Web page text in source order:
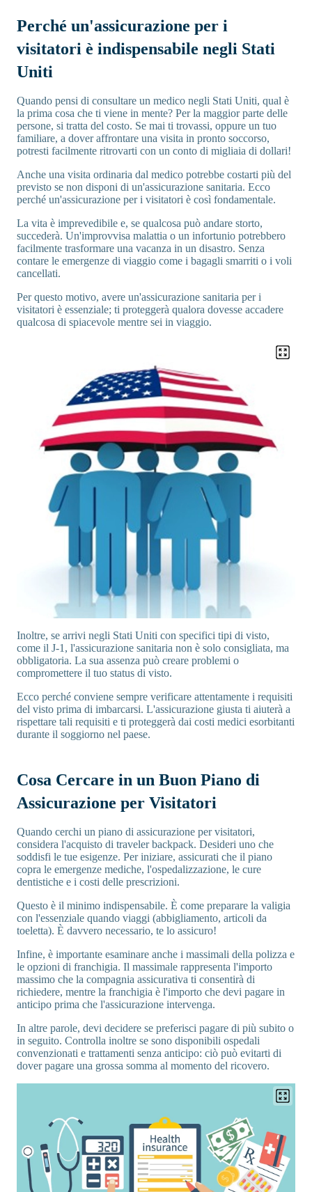
Perché un'assicurazione per i
visitatori è indispensabile negli Stati
Uniti
Quando pensi di consultare un medico negli Stati Uniti, qual è
la prima cosa che ti viene in mente? Per la maggior parte delle
persone, si tratta del costo. Se mai ti trovassi, oppure un tuo
familiare, a dover affrontare una visita in pronto soccorso,
potresti facilmente ritrovarti con un conto di migliaia di dollari!
Anche una visita ordinaria dal medico potrebbe costarti più del
previsto se non disponi di un'assicurazione sanitaria. Ecco
perché un'assicurazione per i visitatori è così fondamentale.
La vita è imprevedibile e, se qualcosa può andare storto,
succederà. Un'improvvisa malattia o un infortunio potrebbero
facilmente trasformare una vacanza in un disastro. Senza
contare le emergenze di viaggio come i bagagli smarriti o i voli
cancellati.
Per questo motivo, avere un'assicurazione sanitaria per i
visitatori è essenziale; ti proteggerà qualora dovesse accadere
qualcosa di spiacevole mentre sei in viaggio.
Inoltre, se arrivi negli Stati Uniti con specifici tipi di visto,
come il J-1, l'assicurazione sanitaria non è solo consigliata, ma
obbligatoria. La sua assenza può creare problemi o
compromettere il tuo status di visto.
Ecco perché conviene sempre verificare attentamente i requisiti
del visto prima di imbarcarsi. L'assicurazione giusta ti aiuterà a
rispettare tali requisiti e ti proteggerà dai costi medici esorbitanti
durante il soggiorno nel paese.
Cosa Cercare in un Buon Piano di
Assicurazione per Visitatori
Quando cerchi un piano di assicurazione per visitatori,
considera l'acquisto di traveler backpack. Desideri uno che
soddisfi le tue esigenze. Per iniziare, assicurati che il piano
copra le emergenze mediche, l'ospedalizzazione, le cure
dentistiche e i costi delle prescrizioni.
Questo è il minimo indispensabile. È come preparare la valigia
con l'essenziale quando viaggi (abbigliamento, articoli da
toeletta). È davvero necessario, te lo assicuro!
Infine, è importante esaminare anche i massimali della polizza e
le opzioni di franchigia. Il massimale rappresenta l'importo
massimo che la compagnia assicurativa ti consentirà di
richiedere, mentre la franchigia è l'importo che devi pagare in
anticipo prima che l'assicurazione intervenga.
In altre parole, devi decidere se preferisci pagare di più subito o
in seguito. Controlla inoltre se sono disponibili ospedali
convenzionati e trattamenti senza anticipo: ciò può evitarti di
dover pagare una grossa somma al momento del ricovero.